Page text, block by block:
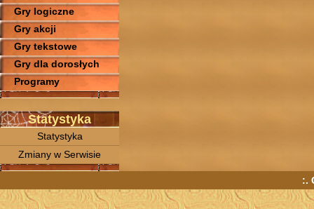
Gry logiczne
Gry akcji
Gry tekstowe
Gry dla dorosłych
Programy
Statystyka
Statystyka
Zmiany w Serwisie
:.